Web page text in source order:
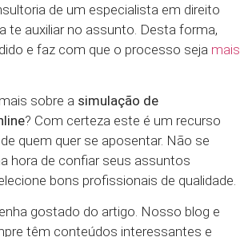
de um especialista em direito
te auxiliar no assunto. Desta forma,
e faz com que o processo seja mais
sobre a simulação de
? Com certeza este é um recurso
quem quer se aposentar. Não se
hora de confiar seus assuntos
bons profissionais de qualidade.
gostado do artigo. Nosso blog e
têm conteúdos interessantes e